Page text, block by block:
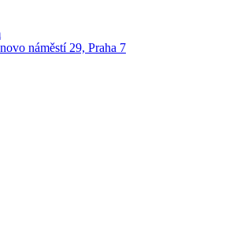
náměstí 29, Praha 7